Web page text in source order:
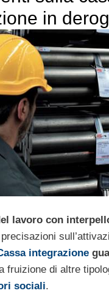
in
lavoro con
integrazione
fruizione di altre
sociali.